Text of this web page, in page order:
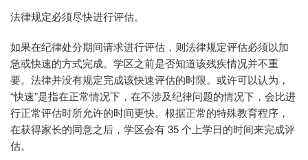
法律规定必须尽快进行评估。
如果在纪律处分期间请求进行评估，则法律规定评估必须以加
急或快速的方式完成。学区之前是否知道该残疾情况并不重
要。法律并没有规定完成该快速评估的时限。或许可以认为，
“快速”是指在正常情况下，在不涉及纪律问题的情况下，会比进
行正常评估时所允许的时间更快。根据正常的特殊教育程序，
在获得家长的同意之后，学区会有 35 个上学日的时间来完成评
估。